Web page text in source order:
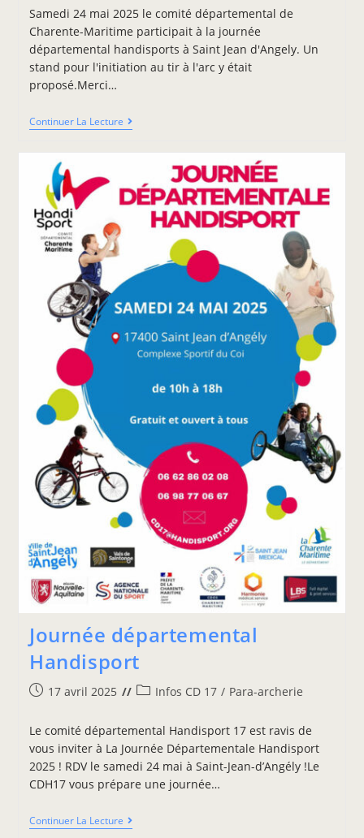
Samedi 24 mai 2025 le comité départemental de
Charente-Maritime participait à la journée
départemental handisports à Saint Jean d'Angely. Un
stand pour l'initiation au tir à l'arc y était
proposé.Merci…
Continuer La Lecture
Journée départemental
Handisport
17 avril 2025 Infos CD 17 / Para-archerie
Le comité départemental Handisport 17 est ravis de
vous inviter à La Journée Départementale Handisport
2025 ! RDV le samedi 24 mai à Saint-Jean-d’Angély !Le
CDH17 vous prépare une journée…
Continuer La Lecture